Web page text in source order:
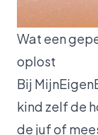
Wat een
oplost
Bij
kind zelf de
de juf of